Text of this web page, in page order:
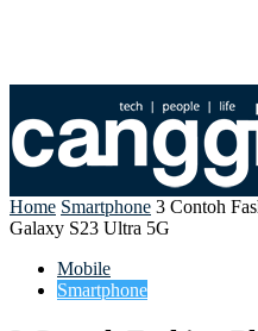
Home Smartphone 3 Contoh
Galaxy S23 Ultra 5G
Mobile
Smartphone